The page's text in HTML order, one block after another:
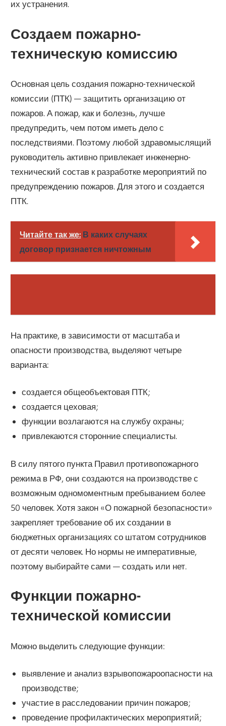
их устранения.
Создаем пожарно-
техническую комиссию
Основная цель создания пожарно-технической
комиссии (ПТК) — защитить организацию от
пожаров. А пожар, как и болезнь, лучше
предупредить, чем потом иметь дело с
последствиями. Поэтому любой здравомыслящий
руководитель активно привлекает инженерно-
технический состав к разработке мероприятий по
предупреждению пожаров. Для этого и создается
ПТК.
Читайте так же: В каких случаях
договор признается ничтожным
На практике, в зависимости от масштаба и
опасности производства, выделяют четыре
варианта:
создается общеобъектовая ПТК;
создается цеховая;
функции возлагаются на службу охраны;
привлекаются сторонние специалисты.
В силу пятого пункта Правил противопожарного
режима в РФ, они создаются на производстве с
возможным одномоментным пребыванием более
50 человек. Хотя закон «О пожарной безопасности»
закрепляет требование об их создании в
бюджетных организациях со штатом сотрудников
от десяти человек. Но нормы не императивные,
поэтому выбирайте сами — создать или нет.
Функции пожарно-
технической комиссии
Можно выделить следующие функции:
выявление и анализ взрывопожароопасности на
производстве;
участие в расследовании причин пожаров;
проведение профилактических мероприятий;